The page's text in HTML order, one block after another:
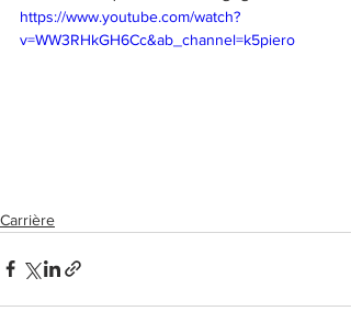
https://www.youtube.com/watch?
v=WW3RHkGH6Cc&ab_channel=k5piero
Carrière